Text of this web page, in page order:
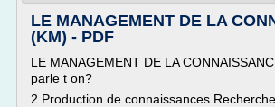
LE MANAGEMENT DE LA
(KM) - PDF
LE MANAGEMENT DE LA
parle t on?
2 Production de connaissances